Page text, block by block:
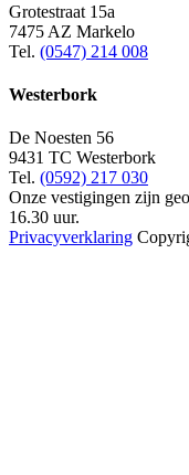
Grotestraat 15a
7475 AZ Markelo
Tel. (0547) 214 008
Westerbork
De Noesten 56
9431 TC Westerbork
Tel. (0592) 217 030
Onze vestigingen zijn
16.30 uur.
Privacyverklaring